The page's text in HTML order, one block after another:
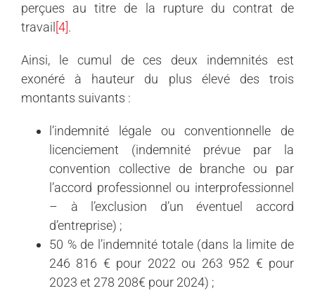
perçues au titre de la rupture du contrat de
travail [4] .
Ainsi, le cumul de ces deux indemnités est
exonéré à hauteur du plus élevé des trois
montants suivants :
l’indemnité légale ou conventionnelle de
licenciement (indemnité prévue par la
convention collective de branche ou par
l’accord professionnel ou interprofessionnel
– à l’exclusion d’un éventuel accord
d’entreprise) ;
50 % de l’indemnité totale (dans la limite de
246 816 € pour 2022 ou 263 952 € pour
2023 et 278 208€ pour 2024) ;